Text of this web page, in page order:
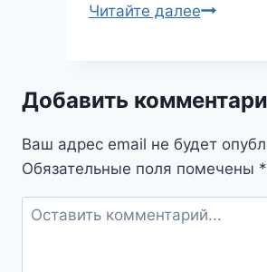
Читайте далееСон
Добавить
Ваш адрес email не будет
Обязательные поля помечены *